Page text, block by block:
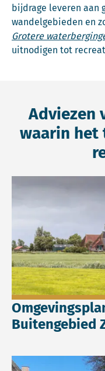
bijdrage leveren aan
wandelgebieden en
Grotere
uitnodigen tot
Adviezen
waarin het
Buitengebied
Lees meer over